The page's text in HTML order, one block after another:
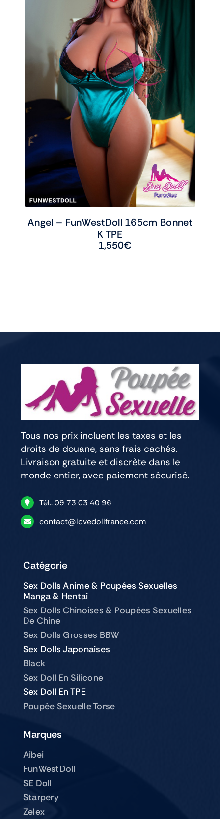
Angel – FunWestDoll 165cm Bonnet
K TPE
1,550€
Tous nos prix incluent les taxes et les
droits de douane, sans frais cachés.
Livraison gratuite et discrète dans le
monde entier, avec paiement sécurisé.
Tél.: 09 73 03 40 96
contact@lovedollfrance.com
Catégorie
Sex Dolls Anime & Poupées Sexuelles
Manga & Hentai
Sex Dolls Chinoises & Poupées Sexuelles
De Chine
Sex Dolls Grosses BBW
Sex Dolls Japonaises
Black
Sex Doll En Silicone
Sex Doll En TPE
Poupée Sexuelle Torse
Marques
Aibei
FunWestDoll
SE Doll
Starpery
Zelex